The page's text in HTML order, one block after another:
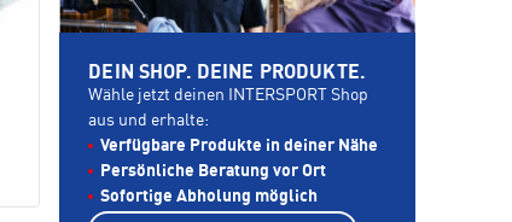
DEIN SHOP. DEINE PRODUKTE.
Wähle jetzt deinen INTERSPORT Shop
aus und erhalte:
Verfügbare Produkte in deiner Nähe
Persönliche Beratung vor Ort
Sofortige Abholung möglich